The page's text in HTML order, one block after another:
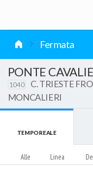
Fermata
PONTE
1040
C. TRIESTE
MONCALIERI
TEMPO REALE
Alle Linea